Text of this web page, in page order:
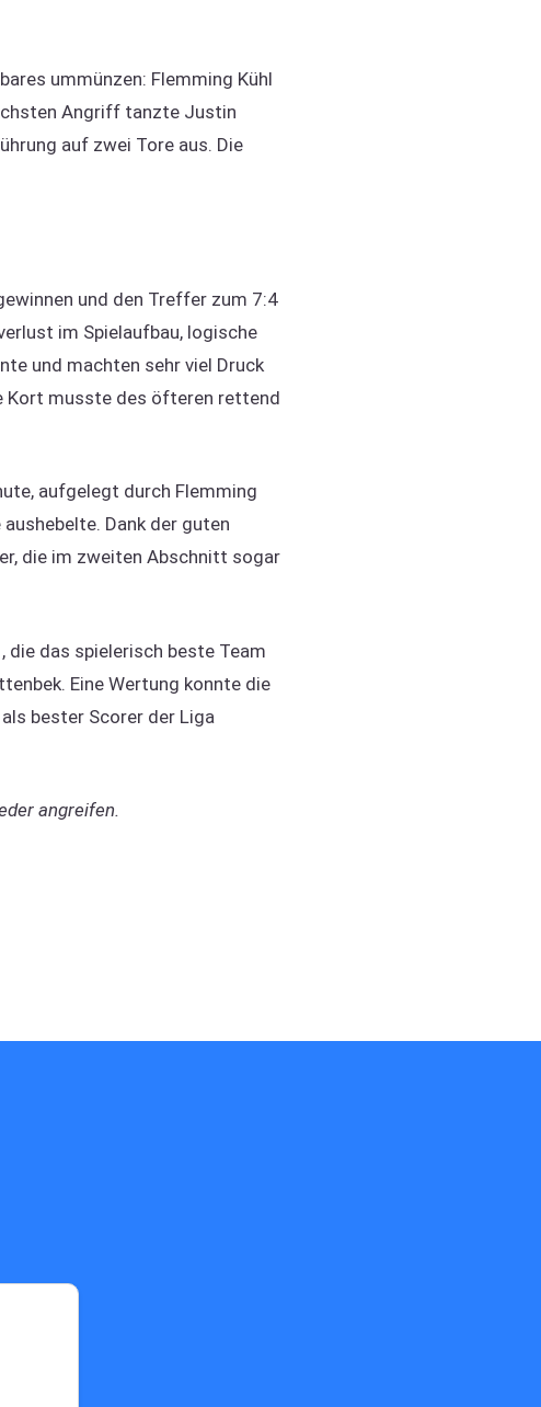
ummünzen: Flemming Kühl
Angriff tanzte Justin
auf zwei Tore aus. Die
und den Treffer zum 7:4
im Spielaufbau, logische
und machten sehr viel Druck
Kort musste des öfteren rettend
aufgelegt durch Flemming
Dank der guten
die im zweiten Abschnitt sogar
die das spielerisch beste Team
Eine Wertung konnte die
bester Scorer der Liga
angreifen.